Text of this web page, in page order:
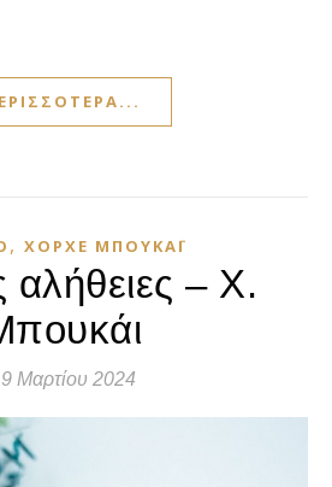
, ΧΌΡΧΕ ΜΠΟΥΚΆΙ
αλήθειες – Χ.
Μαρτίου 2024